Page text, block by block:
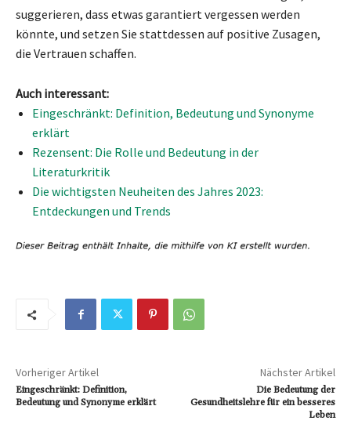
suggerieren, dass etwas garantiert vergessen werden
könnte, und setzen Sie stattdessen auf positive Zusagen,
die Vertrauen schaffen.
Auch interessant:
Eingeschränkt: Definition, Bedeutung und Synonyme
erklärt
Rezensent: Die Rolle und Bedeutung in der
Literaturkritik
Die wichtigsten Neuheiten des Jahres 2023:
Entdeckungen und Trends
Vorheriger Artikel
Eingeschränkt: Definition,
Bedeutung und Synonyme erklärt
Nächster Artikel
Die Bedeutung der
Gesundheitslehre für ein besseres
Leben